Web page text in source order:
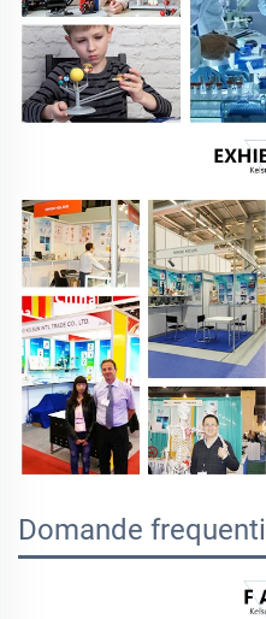
Domande frequenti